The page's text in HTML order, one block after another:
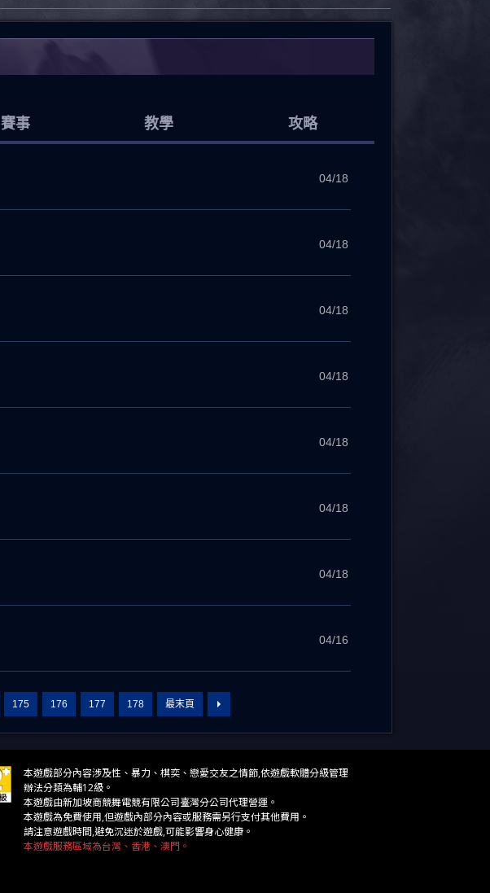
賽事 教學 攻略
04/18
04/18
04/18
04/18
04/18
04/18
04/18
04/16
175 176 177 178 最末頁
本遊戲服務區域為台灣、香港、澳門。